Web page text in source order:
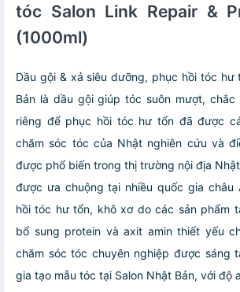
tóc Salon Link Repair &
(1000ml)
Dầu gội & xả siêu dưỡng, phục hồi tóc hư
Bản là dầu gội giúp tóc suôn mượt, chắc
riêng để phục hồi tóc hư tổn đã được
chăm sóc tóc của Nhật nghiên cứu và
được phổ biến trong thị trường nội địa
được ưa chuộng tại nhiều quốc gia châu
hồi tóc hư tổn, khô xơ do các sản phẩm
bổ sung protein và axit amin thiết yếu
chăm sóc tóc chuyên nghiệp được sáng
gia tạo mẫu tóc tại Salon Nhật Bản, với độ